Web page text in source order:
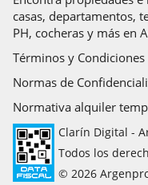
casas, departamentos,
PH, cocheras y más en
Términos y Condiciones
Normas de
Normativa alquiler
Clarín Digital -
Todos los
© 2026